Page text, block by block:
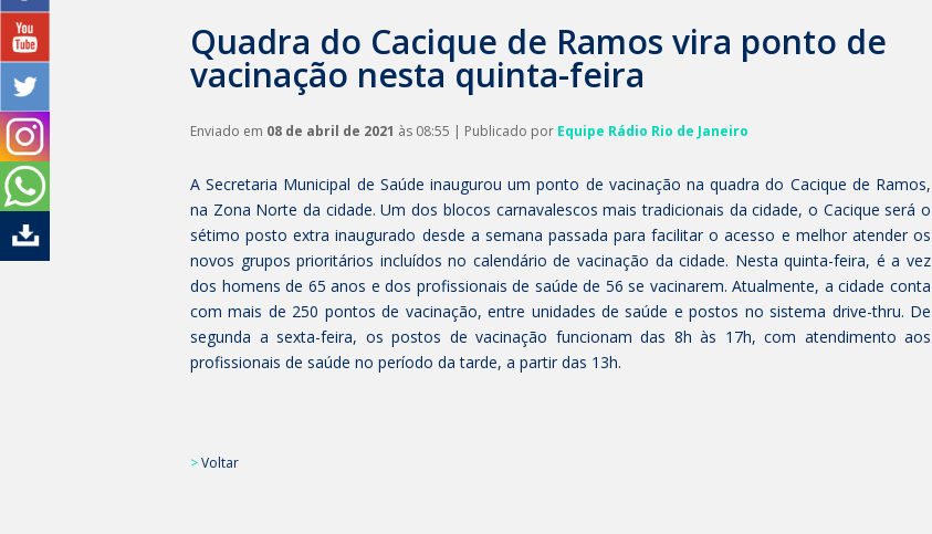
Quadra do Cacique de Ramos vira ponto de
vacinação nesta quinta-feira
Enviado em 08 de abril de 2021 às 08:55 | Publicado por Equipe Rádio Rio de Janeiro
A Secretaria Municipal de Saúde inaugurou um ponto de vacinação na quadra do Cacique de Ramos,
na Zona Norte da cidade. Um dos blocos carnavalescos mais tradicionais da cidade, o Cacique será o
sétimo posto extra inaugurado desde a semana passada para facilitar o acesso e melhor atender os
novos grupos prioritários incluídos no calendário de vacinação da cidade. Nesta quinta-feira, é a vez
dos homens de 65 anos e dos profissionais de saúde de 56 se vacinarem. Atualmente, a cidade conta
com mais de 250 pontos de vacinação, entre unidades de saúde e postos no sistema drive-thru. De
segunda a sexta-feira, os postos de vacinação funcionam das 8h às 17h, com atendimento aos
profissionais de saúde no período da tarde, a partir das 13h.
>Voltar